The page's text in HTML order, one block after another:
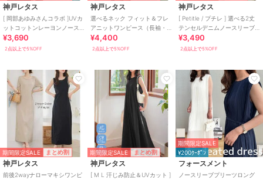
神戸レタス
[ 岡部あゆみさんコラボ ]UVカ
ットコットンレーヨンノース
リーブニットワンピース
[E3232]
¥3,690
2点以上で5%OFF
神戸レタス
選べるネック フィット＆フレ
アニットワンピース（長袖・
半袖・ノースリーブ） [E3289]
¥4,400
2点以上で5%OFF
神戸レタス
[ Petitle / プチレ ] 選べる2丈
テンセルデニムノースリーブ
ワンピース [E3574]
¥3,490
2点以上で5%OFF
期間限定SALE まとめ割
神戸レタス
前後2wayナローマキシワンピ
期間限定SALE まとめ割
神戸レタス
[ M L 汗じみ防止＆UVカット ]
期間限定SALE
¥200ｸｰﾎﾟﾝ
フォースメント
ノースリーブプリーツロング